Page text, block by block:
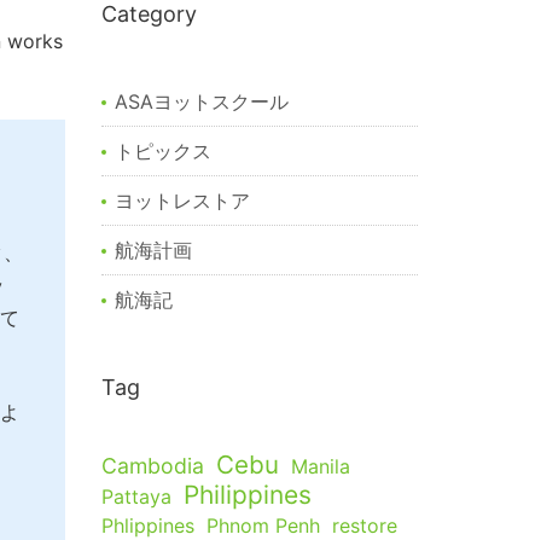
works
Category
ASAヨットスクール
トピックス
ヨットレストア
航海計画
航海記
Tag
Cambodia Cebu Manila
Pattaya Philippines
Phlippines Phnom Penh restore